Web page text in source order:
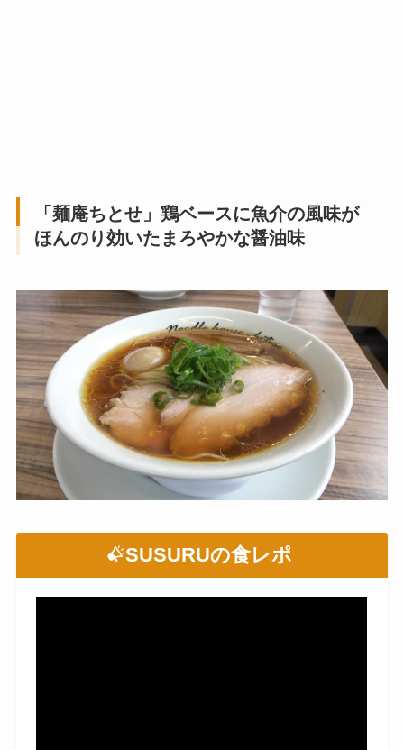
「麺庵ちとせ」鶏ベースに魚介の風味が
ほんのり効いたまろやかな醤油味
SUSURUの食レポ